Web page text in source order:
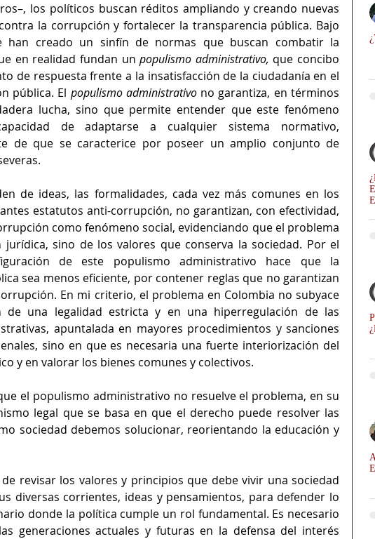
los políticos buscan réditos ampliando y creando nuevas
la corrupción y fortalecer la transparencia pública. Bajo
han creado un sinfín de normas que buscan combatir la
en realidad fundan un populismo administrativo, que concibo
de respuesta frente a la insatisfacción de la ciudadanía en el
pública. El populismo administrativo no garantiza, en términos
lucha, sino que permite entender que este fenómeno
de adaptarse a cualquier sistema normativo,
de que se caracterice por poseer un amplio conjunto de
de ideas, las formalidades, cada vez más comunes en los
estatutos anti-corrupción, no garantizan, con efectividad,
como fenómeno social, evidenciando que el problema
sino de los valores que conserva la sociedad. Por el
de este populismo administrativo hace que la
sea menos eficiente, por contener reglas que no garantizan
En mi criterio, el problema en Colombia no subyace
de una legalidad estricta y en una hiperregulación de las
apuntalada en mayores procedimientos y sanciones
sino en que es necesaria una fuerte interiorización del
y en valorar los bienes comunes y colectivos.
el populismo administrativo no resuelve el problema, en su
legal que se basa en que el derecho puede resolver las
sociedad debemos solucionar, reorientando la educación y
revisar los valores y principios que debe vivir una sociedad
diversas corrientes, ideas y pensamientos, para defender lo
donde la política cumple un rol fundamental. Es necesario
generaciones actuales y futuras en la defensa del interés